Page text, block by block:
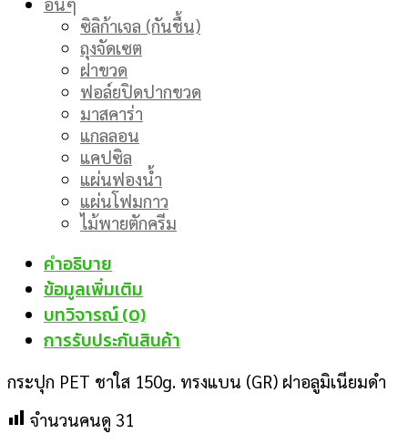
ซิลิก้าเจล (กันชื้น)
ถุงจัดเซต
ฝาขวด
ฟอล์ยปิดปากขวด
มาสคาร่า
แกลลอน
แคปซิล
แผ่นฟองน้ำ
แผ่นโฟมกาว
ไม้พายตักครีม
คำอธิบาย
ข้อมูลเพิ่มเติม
บทวิจารณ์ (0)
การรับประกันสินค้า
กระปุก PET ชาใส 150g. ทรงแบน (GR) ฝาอลูมิเนียมดำ
จำนวนคนดู 31